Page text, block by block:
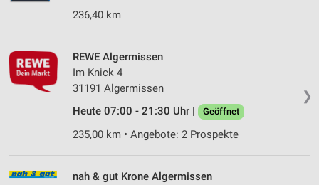
236,40 km
❯
REWE Algermissen
Im Knick 4
31191 Algermissen
Heute 07:00 - 21:30 Uhr |
Geöffnet
235,00 km • Angebote: 2 Prospekte
nah & gut Krone Algermissen